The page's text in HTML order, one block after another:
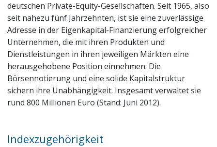
deutschen Private-Equity-Gesellschaften. Seit 1965, also
seit nahezu fünf Jahrzehnten, ist sie eine zuverlässige
Adresse in der Eigenkapital-Finanzierung erfolgreicher
Unternehmen, die mit ihren Produkten und
Dienstleistungen in ihren jeweiligen Märkten eine
herausgehobene Position einnehmen. Die
Börsennotierung und eine solide Kapitalstruktur
sichern ihre Unabhängigkeit. Insgesamt verwaltet sie
rund 800 Millionen Euro (Stand: Juni 2012).
Indexzugehörigkeit